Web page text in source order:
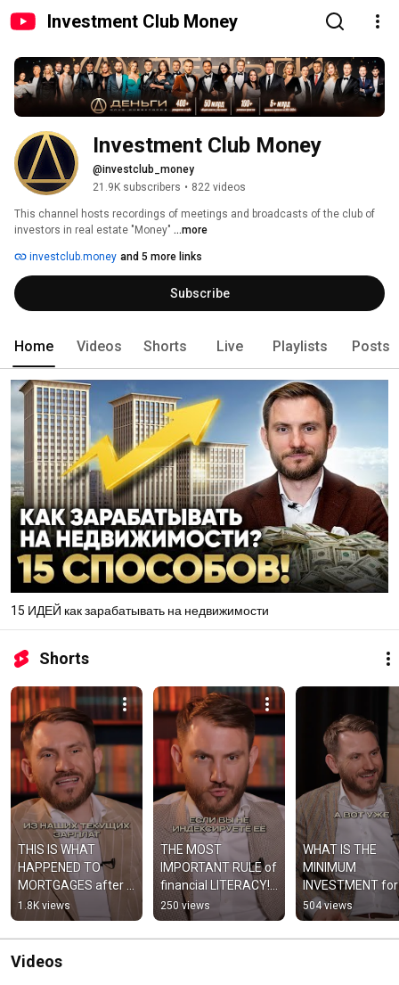
Investment Club Money
Investment Club Money
@investclub_money
21.9K subscribers • 822 videos
This channel hosts recordings of meetings and broadcasts of the club of
investors in real estate "Money" ...more
investclub.money and 5 more links
Subscribe
Home Videos Shorts Live Playlists Posts
15 ИДЕЙ как зарабатывать на недвижимости
Shorts
THIS IS WHAT
HAPPENED TO
MORTGAGES after
subsidies were
cancelled!
#realestate
#investments
1.8K views
THE MOST
IMPORTANT RULE of
financial LITERACY!
#finance #investing
#money
250 views
WHAT IS THE
MINIMUM
INVESTMENT for
COMMERCIAL
estate?
#investing
504 views
Videos